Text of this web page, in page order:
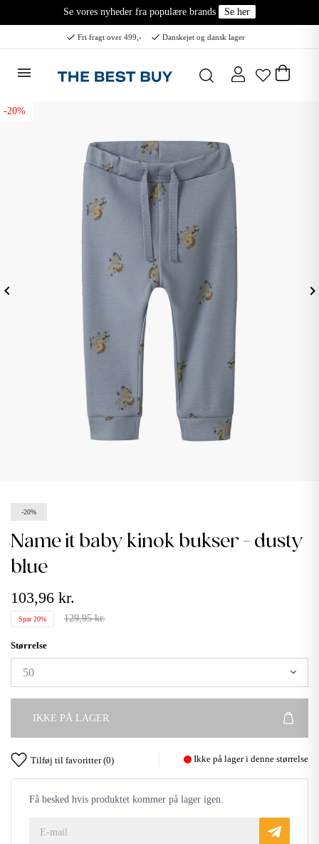
Se vores nyheder fra populære brands Se her
Fri fragt over 499,- Danskejet og dansk lager
-20%
Forrige
-20%
name it baby kinok bukser - dusty
blue
103,96 kr.
Spar 20% 129,95 kr.
Størrelse
IKKE PÅ LAGER
Tilføj til favoritter (0) Ikke på lager i denne størrelse
Få besked hvis produktet kommer på lager igen.